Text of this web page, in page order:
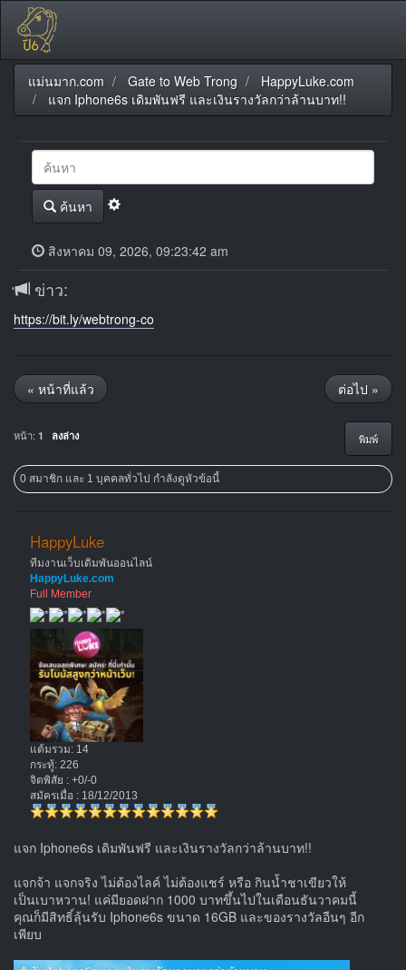
แม่นมาก.com Gate to Web Trong
HappyLuke.com
แจก Iphone6s เดิมพันฟรี และเงินรางวัลกว่าล้านบาท!!
ค้นหา
สิงหาคม 09, 2026, 09:23:42 am
ข่าว:
https://bit.ly/webtrong-co
« หน้าที่แล้ว ต่อไป »
พิมพ์
หน้า: 1 ลงล่าง
0 สมาชิก และ 1 บุคคลทั่วไป กำลังดูหัวข้อนี้
HappyLuke
ทีมงานเว็บเดิมพันออนไลน์
HappyLuke.com
Full Member
แต้มรวม: 14
กระทู้: 226
จิตพิสัย : +0/-0
สมัครเมื่อ : 18/12/2013
แจก Iphone6s เดิมพันฟรี และเงินรางวัลกว่าล้านบาท!!
แจกจ้า แจกจริง ไม่ต้องไลค์ ไม่ต้องแชร์ หรือ กินน้ำชาเขียวให้
เป็นเบาหวาน! แค่มียอดฝาก 1000 บาทขึ้นไปในเดือนธันวาคมนี้
คุณก็มีสิทธิ์ลุ้นรับ Iphone6s ขนาด 16GB และของรางวัลอืนๆ อีก
เพียบ